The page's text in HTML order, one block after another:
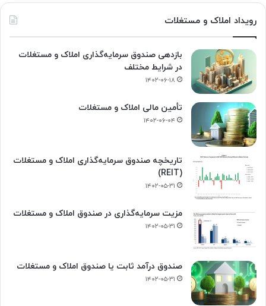
رویداد املاک و مستغلات
بازدهی صندوق سرمایه‌گذاری املاک و مستغلات
در شرایط مختلف
۱۴۰۲-۰۶-۱۸
تأمین مالی املاک و مستغلات
۱۴۰۲-۰۶-۰۴
تاریخچه صندوق سرمایه‌گذاری املاک و مستغلات
(REIT)
۱۴۰۲-۰۵-۳۱
مزیت سرمایه‌گذاری در صندوق املاک و مستغلات
۱۴۰۲-۰۵-۳۱
صندوق درآمد ثابت یا صندوق املاک و مستغلات
۱۴۰۲-۰۵-۳۱